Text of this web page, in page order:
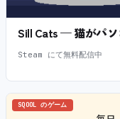
Sill Cats — 猫がパソ
Steam にて無料配信中
SQOOL のゲーム